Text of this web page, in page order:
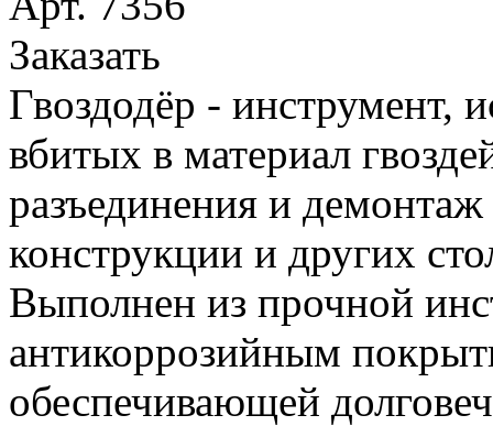
Заказать
Гвоздодёр - инструмент,
вбитых в материал
разъединения и
конструкции и других
Выполнен из прочной
антикоррозийным
обеспечивающей